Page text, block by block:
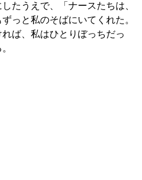
たうえで、「ナースたちは、
っと私のそばにいてくれた。
ば、私はひとりぼっちだっ